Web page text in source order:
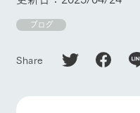
今日の牧
本日の営業時間
や牧場の天気、
状況などを毎日
Ark館ヶ森について
牧場に行く
ブログ
Share